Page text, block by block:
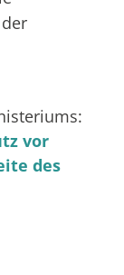
vor
des